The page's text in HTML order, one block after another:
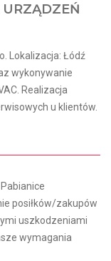
Lokalizacja: Łódź
wykonywanie
Realizacja
u klientów.
posiłków/zakupów
uszkodzeniami
wymagania